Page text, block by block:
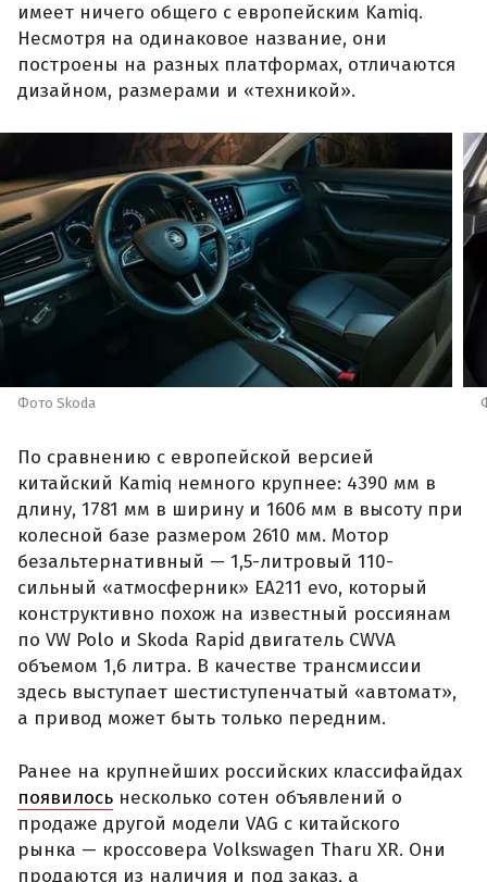
имеет ничего общего с европейским Kamiq.
Несмотря на одинаковое название, они
построены на разных платформах, отличаются
дизайном, размерами и «техникой».
Фото Skoda
По сравнению с европейской версией
китайский Kamiq немного крупнее: 4390 мм в
длину, 1781 мм в ширину и 1606 мм в высоту при
колесной базе размером 2610 мм. Мотор
безальтернативный — 1,5-литровый 110-
сильный «атмосферник» ЕА211 evo, который
конструктивно похож на известный россиянам
по VW Polo и Skoda Rapid двигатель CWVA
объемом 1,6 литра. В качестве трансмиссии
здесь выступает шестиступенчатый «автомат»,
а привод может быть только передним.
Ранее на крупнейших российских классифайдах
появилось несколько сотен объявлений о
продаже другой модели VAG с китайского
рынка — кроссовера Volkswagen Tharu XR. Они
продаются из наличия и под заказ, а